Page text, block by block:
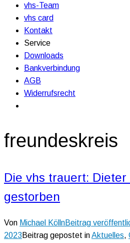
vhs-Team
vhs card
Kontakt
Service
Downloads
Bankverbindung
AGB
Widerrufsrecht
freundeskreis
Die vhs trauert: Dieter
gestorben
Von Michael KöllnBeitrag
2023Beitrag gepostet inAktuelles,